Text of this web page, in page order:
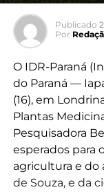
Publicado
Por
O IDR-Paraná
do Paraná —
(16), em
Plantas
Pesquisadora
esperados para
agricultura e do
de Souza, e da